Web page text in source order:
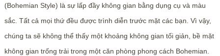
(Bohemian Style) là sự lấp đầy không gian bằng dụng cụ và màu
sắc. Tất cả mọi thứ đều được trình diễn trước mặt các bạn. Vì vậy,
chúng ta sẽ không thể thấy một khoảng không gian tối giản, bề mặt
không gian trống trải trong một căn phòng phong cách Bohemian.